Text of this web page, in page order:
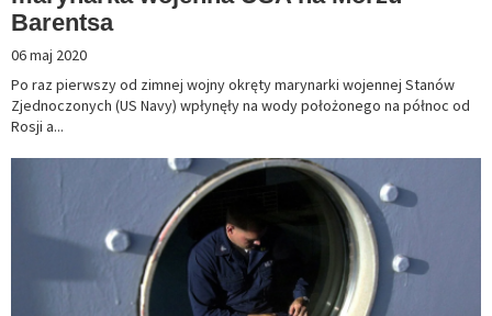
Barentsa
06 maj 2020
Po raz pierwszy od zimnej wojny okręty marynarki wojennej Stanów
Zjednoczonych (US Navy) wpłynęły na wody położonego na północ od
Rosji a...